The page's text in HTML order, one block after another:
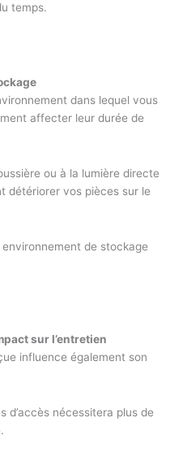
temps.
dans lequel vous
affecter leur durée de
ou à la lumière directe
détériorer vos pièces sur le
de stockage
sur l’entretien
influence également son
d’accès nécessitera plus de